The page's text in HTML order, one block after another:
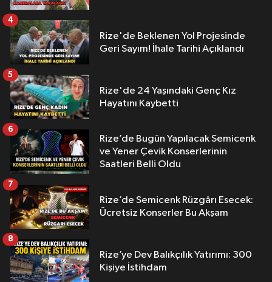
Rize'de Beklenen Yol Projesinde
Geri Sayım! İhale Tarihi Açıklandı
4
Rize'de 24 Yaşındaki Genç Kız
Hayatını Kaybetti
5
Rize’de Bugün Yapılacak Semicenk
ve Yener Çevik Konserlerinin
Saatleri Belli Oldu
6
Rize’de Semicenk Rüzgârı Esecek:
Ücretsiz Konserler Bu Akşam
7
Rize’ye Dev Balıkçılık Yatırımı: 300
Kişiye İstihdam
8